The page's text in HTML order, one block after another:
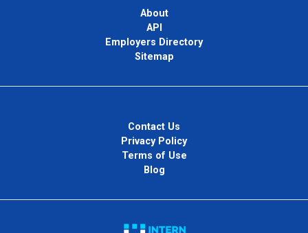
About
API
Employers Directory
Sitemap
Contact Us
Privacy Policy
Terms of Use
Blog